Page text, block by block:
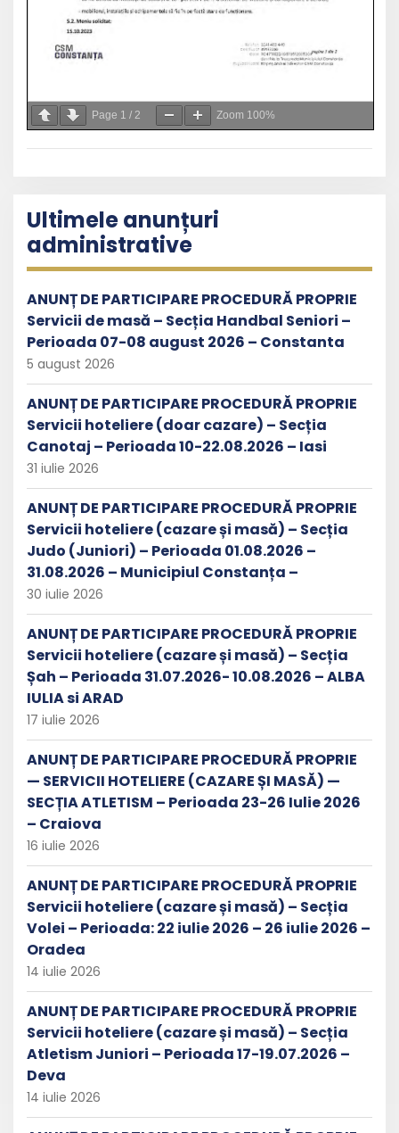
Page 1 / 2 Zoom 100%
Ultimele anunțuri
administrative
ANUNȚ DE PARTICIPARE PROCEDURĂ PROPRIE
Servicii de masă – Secția Handbal Seniori –
Perioada 07-08 august 2026 – Constanta
5 august 2026
ANUNȚ DE PARTICIPARE PROCEDURĂ PROPRIE
Servicii hoteliere (doar cazare) – Secția
Canotaj – Perioada 10-22.08.2026 – Iasi
31 iulie 2026
ANUNȚ DE PARTICIPARE PROCEDURĂ PROPRIE
Servicii hoteliere (cazare și masă) – Secția
Judo (Juniori) – Perioada 01.08.2026 –
31.08.2026 – Municipiul Constanța –
30 iulie 2026
ANUNȚ DE PARTICIPARE PROCEDURĂ PROPRIE
Servicii hoteliere (cazare și masă) – Secția
Șah – Perioada 31.07.2026- 10.08.2026 – ALBA
IULIA si ARAD
17 iulie 2026
ANUNȚ DE PARTICIPARE PROCEDURĂ PROPRIE
— SERVICII HOTELIERE (CAZARE ȘI MASĂ) —
SECȚIA ATLETISM – Perioada 23-26 Iulie 2026
– Craiova
16 iulie 2026
ANUNȚ DE PARTICIPARE PROCEDURĂ PROPRIE
Servicii hoteliere (cazare și masă) – Secția
Volei – Perioada: 22 iulie 2026 – 26 iulie 2026 –
Oradea
14 iulie 2026
ANUNȚ DE PARTICIPARE PROCEDURĂ PROPRIE
Servicii hoteliere (cazare și masă) – Secția
Atletism Juniori – Perioada 17-19.07.2026 –
Deva
14 iulie 2026